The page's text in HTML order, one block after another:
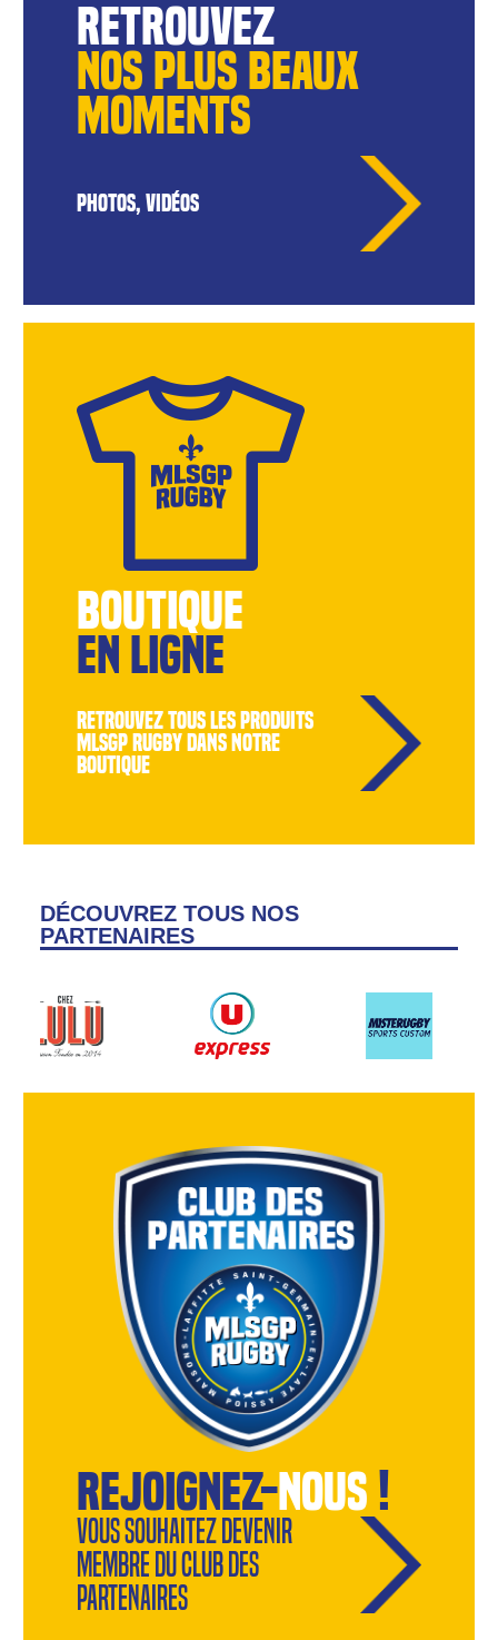
reTROUVEZ
NOS pLUS BEAUX
MOMENTS
PHOTOS, VIDÉOS
BOUTIQUE
EN LIGNE
retrouvez tous les produits
MLSGP Rugby dans notre
boutique
DÉCOUVREZ TOUS NOS
PARTENAIRES
rejoignez-nous !
Vous souhaitez devenir
membre du Club des
Partenaires